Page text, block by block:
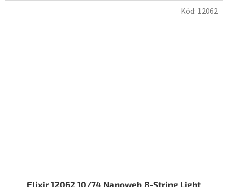
Elixir 12062 10/74 Nanoweb 8-String Light
Kód: 12062